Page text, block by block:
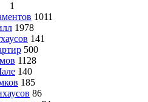
1
1011
1978
141
500
1128
140
185
86